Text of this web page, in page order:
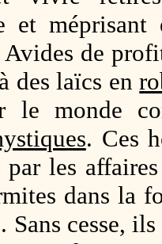
et
de
des laïcs en
le monde
. Ces
par les
dans la
Sans cesse,